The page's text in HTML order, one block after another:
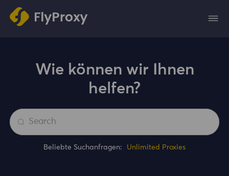
Wie können wir Ihnen
helfen?
Beliebte Suchanfragen: Unlimited Proxies